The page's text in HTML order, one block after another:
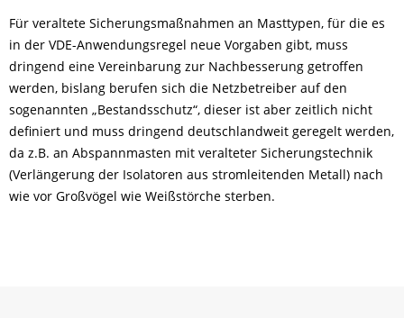
Für veraltete Sicherungsmaßnahmen an Masttypen, für die es
in der VDE-Anwendungsregel neue Vorgaben gibt, muss
dringend eine Vereinbarung zur Nachbesserung getroffen
werden, bislang berufen sich die Netzbetreiber auf den
sogenannten „Bestandsschutz“, dieser ist aber zeitlich nicht
definiert und muss dringend deutschlandweit geregelt werden,
da z.B. an Abspannmasten mit veralteter Sicherungstechnik
(Verlängerung der Isolatoren aus stromleitenden Metall) nach
wie vor Großvögel wie Weißstörche sterben.